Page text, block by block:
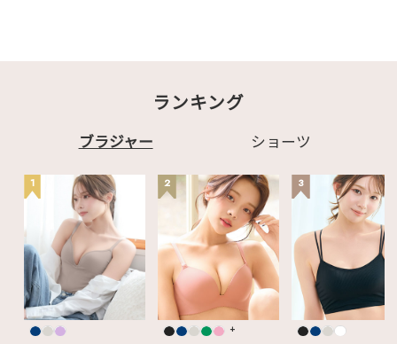
ランキング
ブラジャー ショーツ
1 2
+
3